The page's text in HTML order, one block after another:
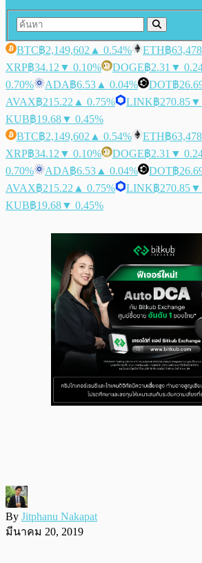
BTC฿2,149,602 ▲ 0.54% ETH฿
XRP฿34.12 ▼ 0.10% DOGE฿2.31 ▼
0.70%
ADA฿6.53 ▲ 0.04% DOT฿
AVAX฿215.22 ▲ 0.75% LINK฿270.85▼
KUB฿19.68▼ 0.45%
BTC฿2,149,602 ▲ 0.54% ETH฿
XRP฿34.12 ▼ 0.10% DOGE฿2.31 ▼
0.70%
ADA฿6.53 ▲ 0.04% DOT฿
AVAX฿215.22 ▲ 0.75% LINK฿270.85▼
KUB฿19.68▼ 0.45%
By Jitphanu Nakapat
มีนาคม 20, 2019